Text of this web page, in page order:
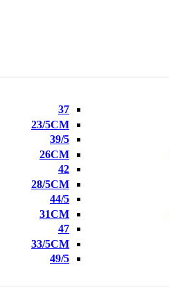
37
39/5
42
44/5
47
49/5
23/5CM
26CM
28/5CM
31CM
33/5CM